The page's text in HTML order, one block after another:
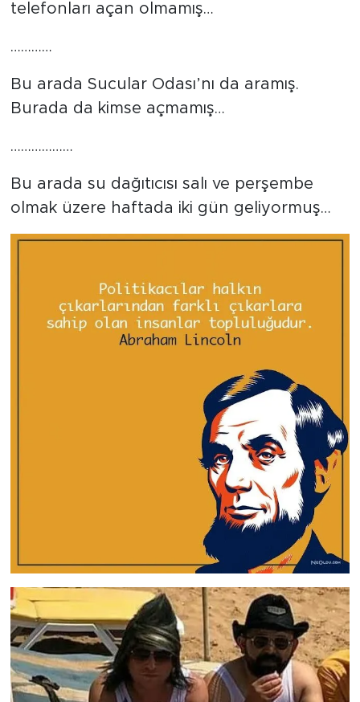
telefonları açan olmamış…
…………
Bu arada Sucular Odası’nı da aramış.
Burada da kimse açmamış…
………………
Bu arada su dağıtıcısı salı ve perşembe
olmak üzere haftada iki gün geliyormuş…